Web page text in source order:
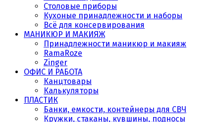
Столовые приборы
Кухоные принадлежности и наборы
Всё для консервирования
МАНИКЮР И МАКИЯЖ
Принадлежности маникюр и макияж
RamaRoze
Zinger
ОФИС И РАБОТА
Канцтовары
Калькуляторы
ПЛАСТИК
Банки, емкости, контейнеры для СВЧ
Кружки, стаканы, кувшины, подносы